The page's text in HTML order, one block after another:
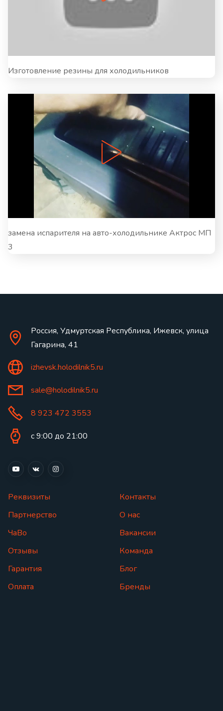
Изготовление резины для холодильников
замена испарителя на авто-холодильнике Актрос МП
3
Россия, Удмуртская Республика, Ижевск, улица
Гагарина, 41
izhevsk.holodilnik5.ru
sale@holodilnik5.ru
8 923 472 3553
с 9:00 до 21:00
Реквизиты
Партнерство
ЧаВо
Отзывы
Гарантия
Оплата
Контакты
О нас
Вакансии
Команда
Блог
Бренды